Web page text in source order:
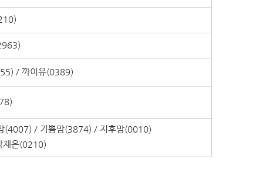
/ 까이유(0389)
(4007) / 기쁨맘(3874) / 지후맘(0010)
재은(0210)